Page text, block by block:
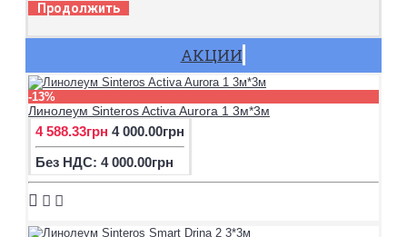
Продолжить
АКЦИИ
-13%
Линолеум Sinteros Activa Aurora 1 3м*3м
4 588.33грн 4 000.00грн
Без НДС: 4 000.00грн